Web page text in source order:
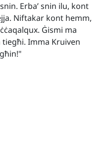
Erba’ snin ilu, kont
Niftakar kont hemm,
Ġismi ma
Imma Kruiven